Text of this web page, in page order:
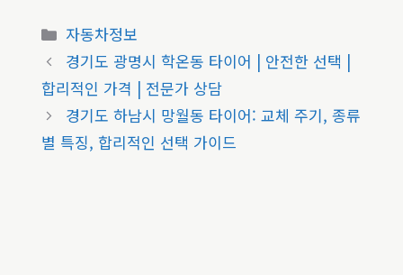
카
테
고
리
자동차정보
경기도 광명시 학온동 타이어 | 안전한 선택 |
합리적인 가격 | 전문가 상담
경기도 하남시 망월동 타이어: 교체 주기, 종류
별 특징, 합리적인 선택 가이드